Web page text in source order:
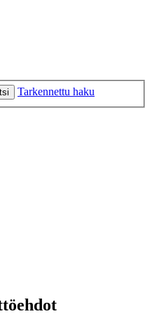
Tarkennettu haku